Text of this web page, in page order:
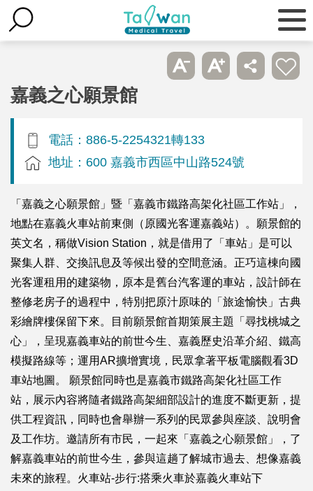
嘉義之心願景館
電話：886-5-2254321轉133
地址：600 嘉義市西區中山路524號
「嘉義之心願景館」暨「嘉義市鐵路高架化社區工作站」，
地點在嘉義火車站前東側（原國光客運嘉義站）。願景館的
英文名，稱做Vision Station，就是借用了「車站」是可以
聚集人群、交換訊息及等候出發的空間意涵。正巧這棟向國
光客運租用的建築物，原本是舊台汽客運的車站，設計師在
整修老房子的過程中，特別把原汁原味的「旅途愉快」古典
彩繪牌樓保留下來。目前願景館首期策展主題「尋找桃城之
心」，呈現嘉義車站的前世今生、嘉義歷史沿革介紹、鐵高
模擬路線等；運用AR擴增實境，民眾拿著平板電腦觀看3D
車站地圖。 願景館同時也是嘉義市鐵路高架化社區工作
站，展示內容將隨者鐵路高架細部設計的進度不斷更新，提
供工程資訊，同時也會舉辦一系列的民眾參與座談、說明會
及工作坊。邀請所有市民，一起來「嘉義之心願景館」，了
解嘉義車站的前世今生，參與這趟了解城市過去、想像嘉義
未來的旅程。火車站-步行:搭乘火車於嘉義火車站下